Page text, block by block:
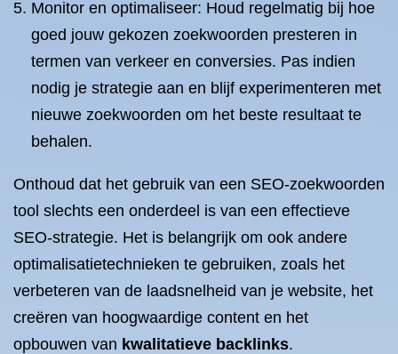
Monitor en optimaliseer: Houd regelmatig bij hoe
goed jouw gekozen zoekwoorden presteren in
termen van verkeer en conversies. Pas indien
nodig je strategie aan en blijf experimenteren met
nieuwe zoekwoorden om het beste resultaat te
behalen.
Onthoud dat het gebruik van een SEO-zoekwoorden
tool slechts een onderdeel is van een effectieve
SEO-strategie. Het is belangrijk om ook andere
optimalisatietechnieken te gebruiken, zoals het
verbeteren van de laadsnelheid van je website, het
creëren van hoogwaardige content en het
opbouwen van kwalitatieve backlinks.